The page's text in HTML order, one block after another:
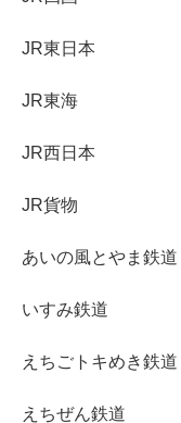
JR東日本
JR東海
JR西日本
JR貨物
あいの風とやま鉄道
いすみ鉄道
えちごトキめき鉄道
えちぜん鉄道